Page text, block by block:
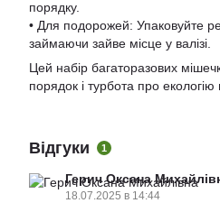
порядку.
• Для подорожей: Упаковуйте
займаючи зайве місце у валізі.
Цей набір багаторазових
порядок і турбота про екологію
Відгуки 1
Герич Оксана
18.07.2025 в 14:44